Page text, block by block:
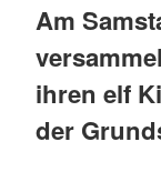
Am
ihren elf
der